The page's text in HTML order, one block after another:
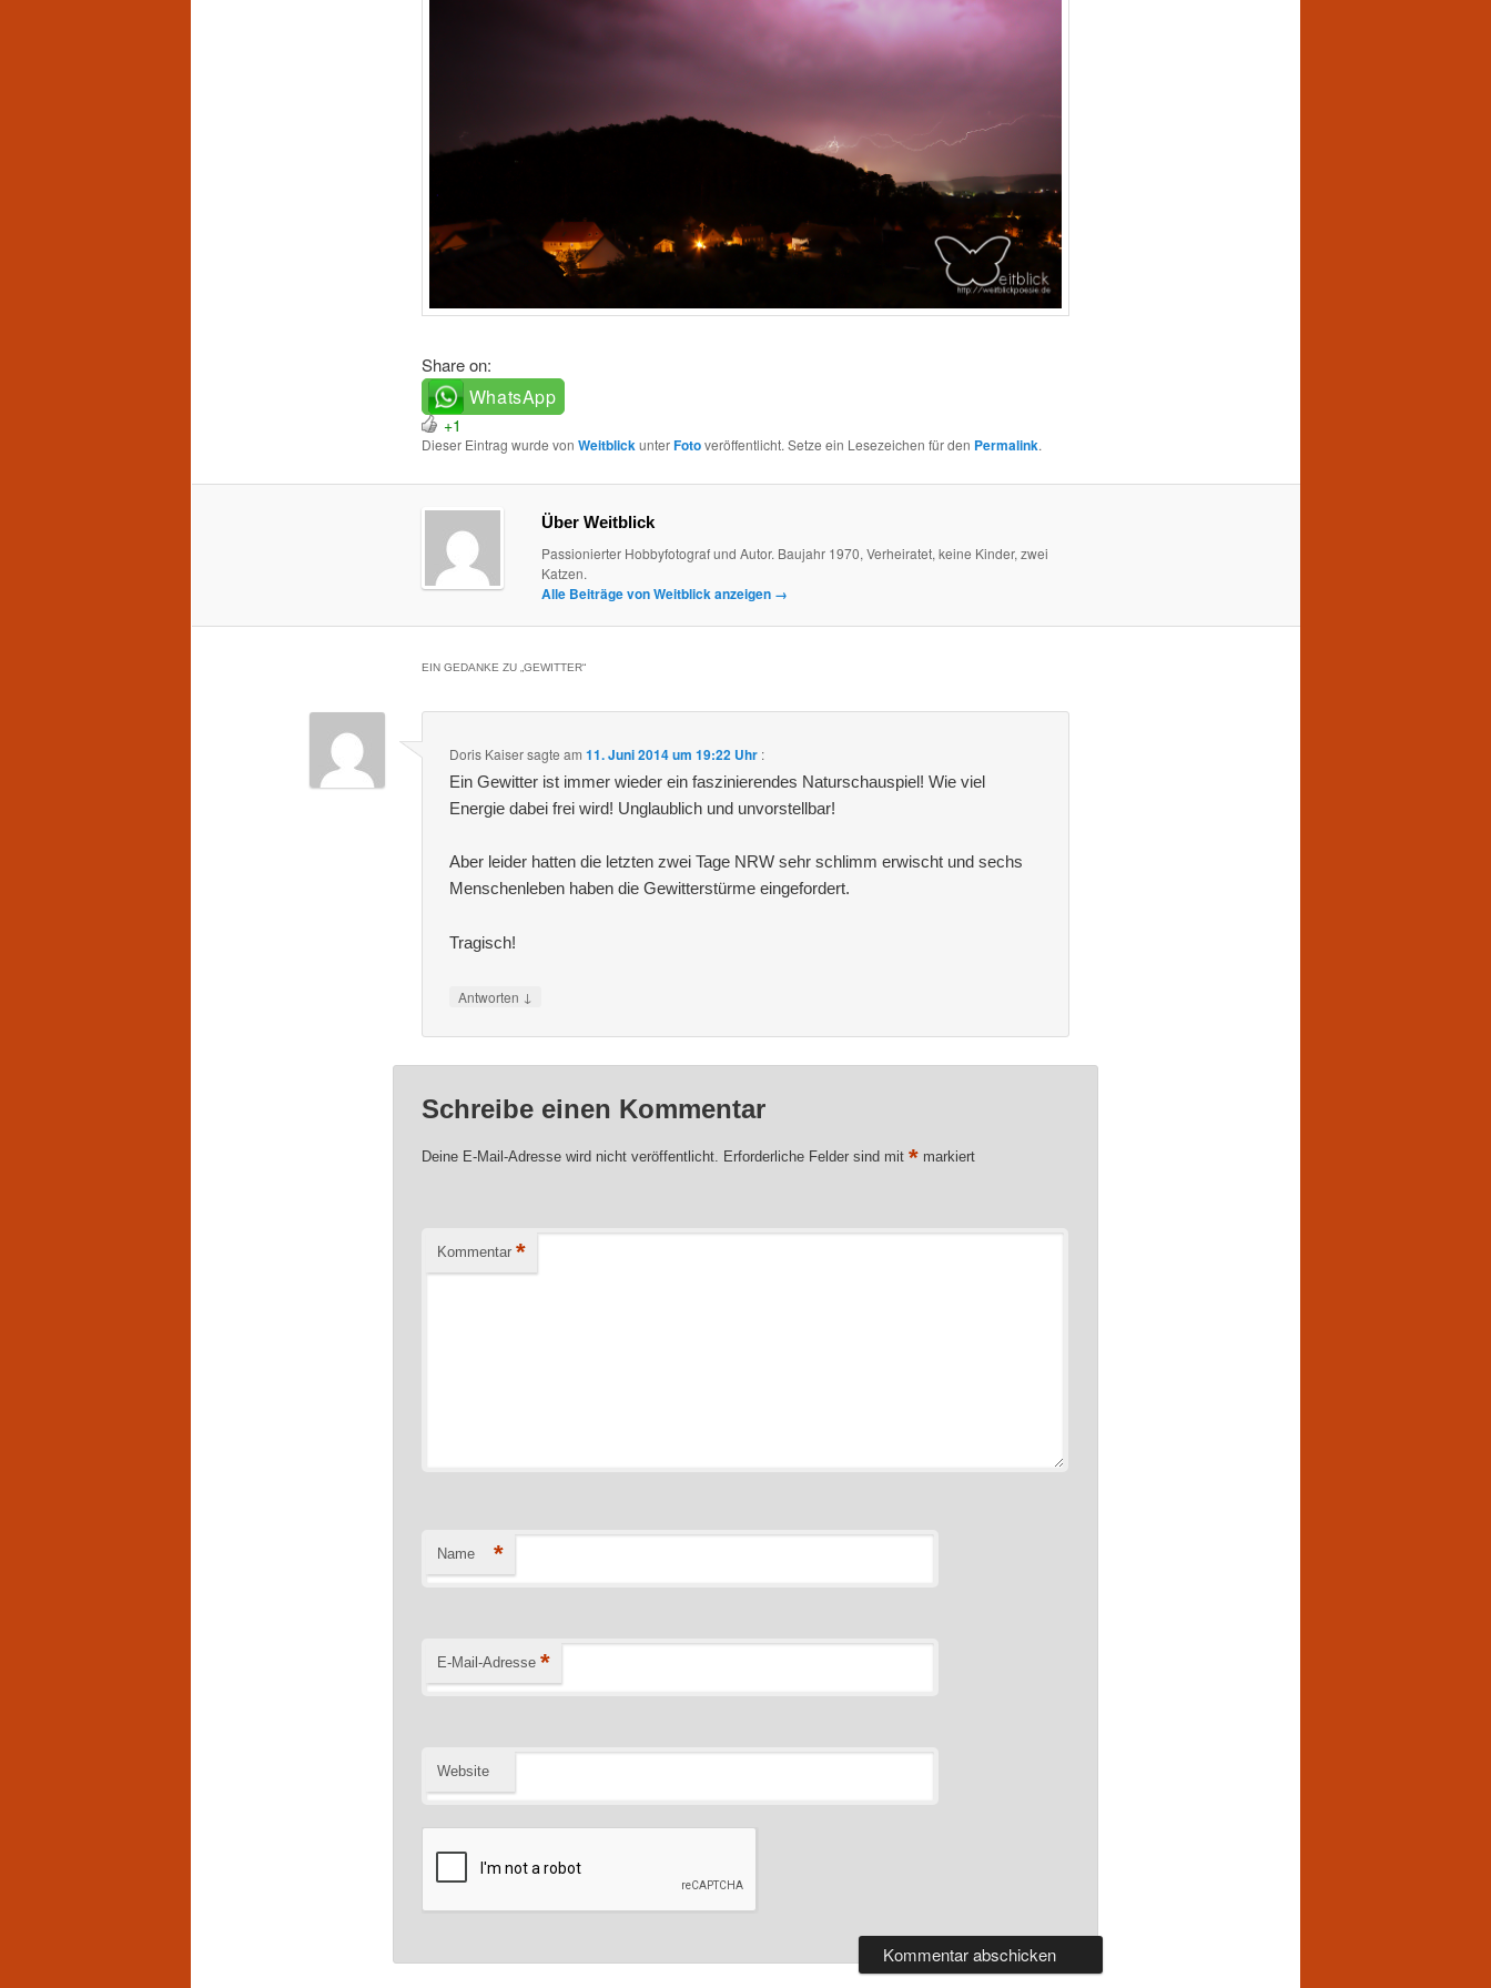
Share on:
WhatsApp
+1
Dieser Eintrag wurde von WeitblickunterFotoveröffentlicht. Setze ein Lesezeichen für den Permalink.
Über Weitblick
Passionierter Hobbyfotograf und Autor. Baujahr 1970, Verheiratet, keine Kinder, zwei
Katzen.
Alle Beiträge von Weitblick anzeigen →
EIN GEDANKE ZU „GEWITTER“
Doris Kaisersagte am11. Juni 2014 um 19:22 Uhr :
Ein Gewitter ist immer wieder ein faszinierendes Naturschauspiel! Wie viel
Energie dabei frei wird! Unglaublich und unvorstellbar!
Aber leider hatten die letzten zwei Tage NRW sehr schlimm erwischt und sechs
Menschenleben haben die Gewitterstürme eingefordert.
Tragisch!
Antworten ↓
Schreibe einen Kommentar
Deine E-Mail-Adresse wird nicht veröffentlicht. Erforderliche Felder sind mit *markiert
Kommentar *
Name *
E-Mail-Adresse *
Website